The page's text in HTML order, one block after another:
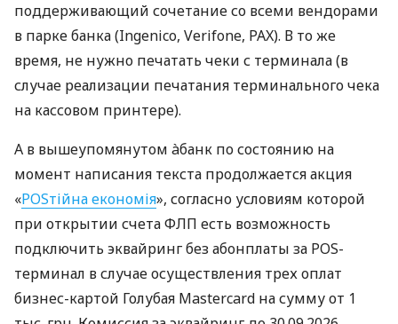
поддерживающий сочетание со всеми вендорами
в парке банка (Ingenico, Verifone, PAX). В то же
время, не нужно печатать чеки с терминала (в
случае реализации печатания терминального чека
на кассовом принтере).
А в вышеупомянутом àбанк по состоянию на
момент написания текста продолжается акция
«POSтійна економія», согласно условиям которой
при открытии счета ФЛП есть возможность
подключить эквайринг без абонплаты за POS-
терминал в случае осуществления трех оплат
бизнес-картой Голубая Mastercard на сумму от 1